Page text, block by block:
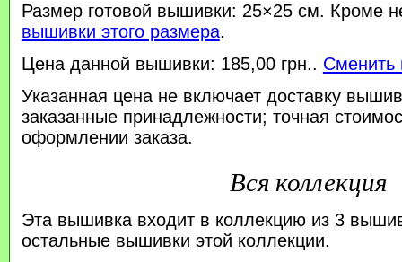
Размер готовой вышивки: 25×25 см. Кроме
вышивки этого размера.
Цена данной вышивки: 185,00 грн.. Сменить
Указанная цена не включает доставку
заказанные принадлежности; точная
оформлении заказа.
Вся коллекция
Эта вышивка входит в коллекцию из 3
остальные вышивки этой коллекции.